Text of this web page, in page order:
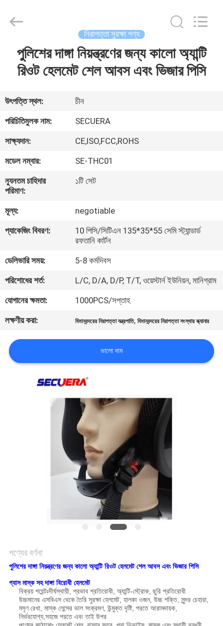
বাড়ি
আমাদের
সম্পর্কে
কারখানা
ভ্রমণ
মান
নিয়ন্ত্রণ
যোগাযোগ
করুন
উদ্ধৃতির
আবেদন
Rights
নিরাপত্তা সুরক্ষা পণ্য
পুলিশের দাঙ্গা নিয়ন্ত্রণের জন্য কালো অ্যান্টি
রিওট হেলমেট শেল আবস এবং ভিজার পিসি
উৎপত্তি স্থল:
চীন
পরিচিতিমুলক নাম:
SECUERA
সাক্ষ্যদান:
CE,ISO,FCC,ROHS
মডেল নম্বার:
SE-THC01
ন্যূনতম চাহিদার
পরিমাণ:
১টি সেট
মূল্য:
negotiable
প্যাকেজিং বিবরণ:
10 পিসি/সিটিএন 135*35*55 সেমি স্ট্যান্ডার্ড
রফতানি কার্টন
ডেলিভারি সময়:
5-8 কর্মদিবস
পরিশোধের শর্ত:
L/C, D/A, D/P, T/T, ওয়েস্টার্ন ইউনিয়ন, মানিগ্রাম
যোগানের ক্ষমতা:
1000PCS/সপ্তাহ
লক্ষণীয় করা:
বিমানবন্দরের নিরাপত্তা যন্ত্রপাতি,বিমানবন্দরের নিরাপত্তা সংস্থার স্ক্যানার
ভালো দাম
পণ্যের বর্ণনা
পুলিশের দাঙ্গা নিয়ন্ত্রণের জন্য কালো অ্যান্টি রিওট হেলমেট শেল আবস এবং ভিজার পিসি
গ্যাস মাস্ক সহ দাঙ্গা বিরোধী হেলমেট
বিক্রয় পয়েন্টঃদীর্ঘস্থায়ী, প্রভাব প্রতিরোধী, অ্যান্টি-স্ট্রোক, ছুরি প্রতিরোধী
উচ্চমানের এসবিএস থেকে তৈরি সুরক্ষা হেলমেট, হালকা ওজন, উচ্চ শক্তি, সুন্দর চেহারা,
মসৃণ রেখা, মাস্ক লেন্সের ভাল সংক্রমণ, উন্মুক্ত দৃষ্টি, পরতে আরামদায়ক,
নির্ভরযোগ্য,সহজে পরতে এবং তাই উপর